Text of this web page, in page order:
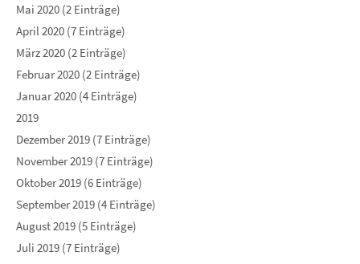
Mai 2020 (2 Einträge)
April 2020 (7 Einträge)
März 2020 (2 Einträge)
Februar 2020 (2 Einträge)
Januar 2020 (4 Einträge)
2019
Dezember 2019 (7 Einträge)
November 2019 (7 Einträge)
Oktober 2019 (6 Einträge)
September 2019 (4 Einträge)
August 2019 (5 Einträge)
Juli 2019 (7 Einträge)